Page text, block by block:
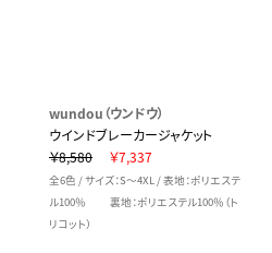
wundou（ウンドウ）
ウインドブレーカージャケット
￥8,580
￥7,337
全6色 / サイズ：S～4XL / 表地：ポリエステ
ル100％ 裏地：ポリエステル100％（ト
リコット）